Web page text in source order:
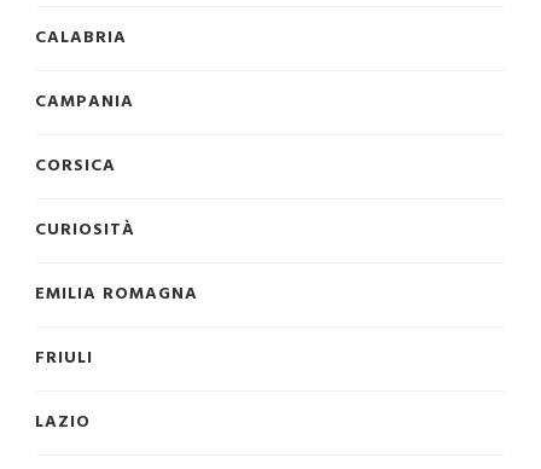
CALABRIA
CAMPANIA
CORSICA
CURIOSITÀ
EMILIA ROMAGNA
FRIULI
LAZIO